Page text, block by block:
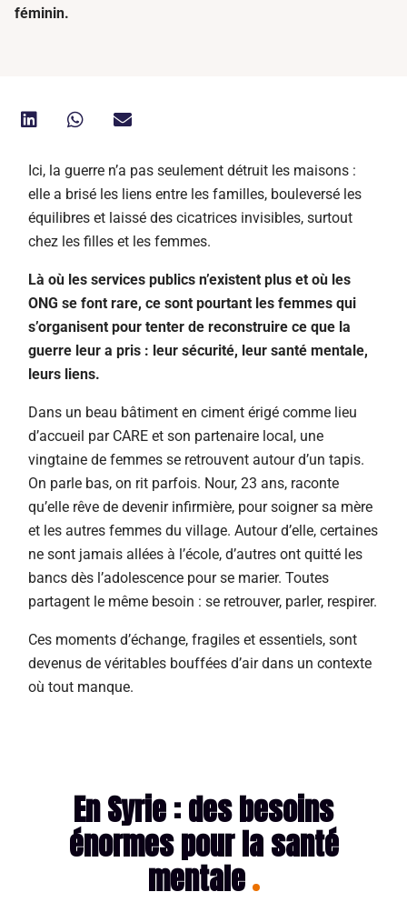
féminin.
Ici, la guerre n’a pas seulement détruit les maisons :
elle a brisé les liens entre les familles, bouleversé les
équilibres et laissé des cicatrices invisibles, surtout
chez les filles et les femmes.
Là où les services publics n’existent plus et où les
ONG se font rare, ce sont pourtant les femmes qui
s’organisent pour tenter de reconstruire ce que la
guerre leur a pris : leur sécurité, leur santé mentale,
leurs liens.
Dans un beau bâtiment en ciment érigé comme lieu
d’accueil par CARE et son partenaire local, une
vingtaine de femmes se retrouvent autour d’un tapis.
On parle bas, on rit parfois. Nour, 23 ans, raconte
qu’elle rêve de devenir infirmière, pour soigner sa mère
et les autres femmes du village. Autour d’elle, certaines
ne sont jamais allées à l’école, d’autres ont quitté les
bancs dès l’adolescence pour se marier. Toutes
partagent le même besoin : se retrouver, parler, respirer.
Ces moments d’échange, fragiles et essentiels, sont
devenus de véritables bouffées d’air dans un contexte
où tout manque.
En Syrie : des besoins
énormes pour la santé
mentale